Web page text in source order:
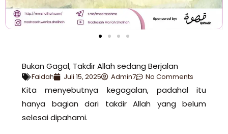
Bukan Gagal, Takdir Allah sedang Berjalan
Faidah Juli 15, 2025 Admin7 No Comments
Kita menyebutnya kegagalan, padahal itu
hanya bagian dari takdir Allah yang belum
selesai dipahami.